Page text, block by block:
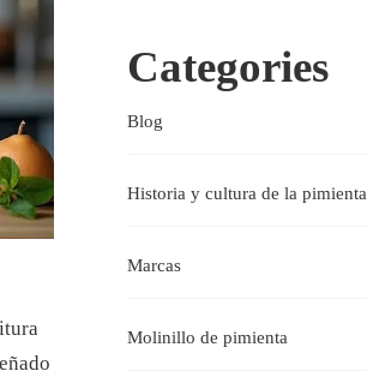
Categories
Blog
Historia y cultura de la pimienta
Marcas
Molinillo de pimienta